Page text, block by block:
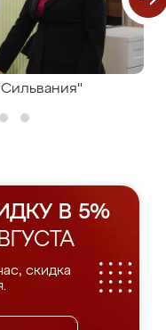
В 5%
скидка